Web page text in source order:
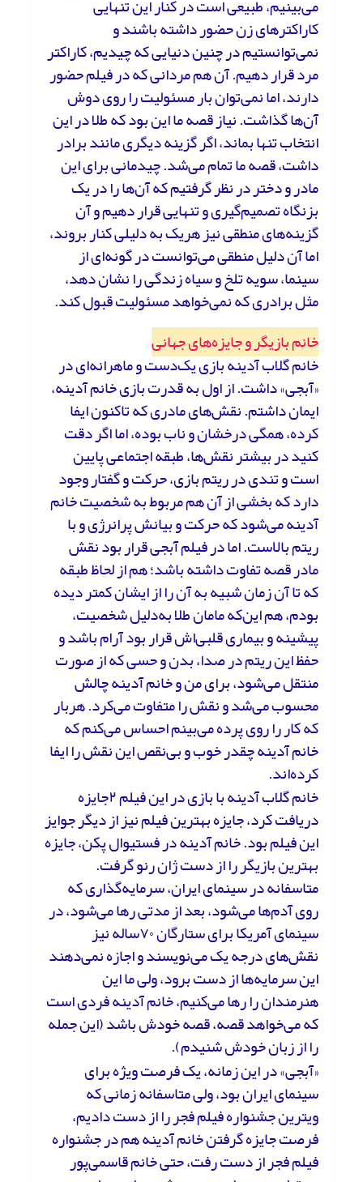
می‌بینیم، طبیعی است در کنار این تنهایی
کاراکترهای زن حضور داشته باشند و
نمی‌توانستیم در چنین دنیایی که چیدیم، کاراکتر
مرد قرار دهیم. آن هم مردانی که در فیلم حضور
دارند، اما نمی‌توان بار مسئولیت را روی دوش
آن‌ها گذاشت. نیاز قصه ما این بود که طلا در این
انتخاب تنها بماند، اگر گزینه دیگری مانند برادر
داشت، قصه ما تمام می‌شد. چیدمانی برای این
مادر و دختر در نظر گرفتیم که آن‌ها را در یک
بزنگاه تصمیم‌گیری و تنهایی قرار دهیم و آن
گزینه‌های منطقی نیز هریک به دلیلی کنار بروند،
اما آن دلیل منطقی می‌توانست در گونه‌ای از
سینما، سویه تلخ و سیاه زندگی را نشان دهد،
مثل برادری که نمی‌خواهد مسئولیت قبول کند.
خانم بازیگر و جایزه‌های جهانی
خانم گلاب آدینه بازی یک‌دست و ماهرانه‌‌ای در
«آبجی» داشت. از اول به قدرت بازی خانم آدینه،
ایمان داشتم. نقش‌های مادری که تاکنون ایفا
کرده، همگی درخشان و ناب بوده‌، اما اگر دقت
کنید در بیشتر نقش‌ها، طبقه اجتماعی پایین
است و تندی در ریتم بازی، حرکت و گفتار وجود
دارد که بخشی از آن هم مربوط به شخصیت خانم
آدینه می‌شود که حرکت و بیانش پرانرژی و با
ریتم بالاست. اما در فیلم آبجی قرار بود نقش
مادر قصه تفاوت داشته باشد؛ هم از لحاظ طبقه
که تا آن زمان شبیه به آن را از ایشان کمتر دیده
بودم، هم این‌که مامان طلا به‌دلیل شخصیت،
پیشینه و بیماری قلبی‌اش قرار بود آرام باشد و
حفظ این ریتم در صدا، بدن و حسی که از صورت
منتقل می‌شود، برای من و خانم آدینه چالش
محسوب می‌شد و نقش را متفاوت می‌کرد. هربار
که کار را روی پرده می‌بینم احساس می‌کنم که
خانم آدینه چقدر خوب و بی‌نقص این نقش را ایفا
کرده‌اند.
خانم گلاب آدینه با بازی در این فیلم ۲جایزه
دریافت کرد، جایزه بهترین فیلم نیز از دیگر جوایز
این فیلم بود. خانم آدینه در فستیوال پکن، جایزه
بهترین بازیگر را از دست ژان رنو گرفت.
متاسفانه در سینمای ایران، سرمایه‌گذاری که
روی آدم‌ها می‌شود، بعد از مدتی رها می‌شود، در
سینمای آمریکا برای ستارگان ۷۰ساله نیز
نقش‌های درجه یک می‌نویسند و اجازه نمی‌دهند
این سرمایه‌ها از دست برود، ولی ما این
هنرمندان را رها می‌کنیم، خانم آدینه فردی است
که می‌خواهد قصه، قصه خودش باشد (این جمله
را از زبان خودش شنیدم).
«آبجی» در این زمانه، یک فرصت ویژه برای
سینمای ایران بود، ولی متاسفانه زمانی که
ویترین جشنواره فیلم فجر را از دست دادیم،
فرصت جایزه گرفتن خانم آدینه هم در جشنواره
فیلم فجر از دست رفت، حتی خانم قاسمی‌پور